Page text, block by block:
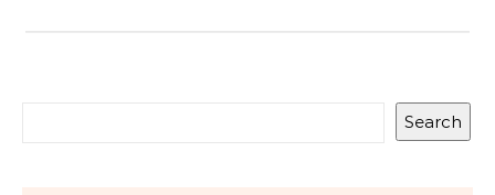
Search